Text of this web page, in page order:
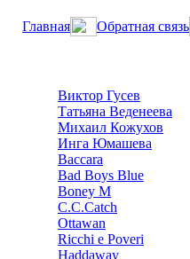
Главная Обратная связь
Виктор Гусев
Татьяна Веденеева
Михаил Кожухов
Инга Юмашева
Baccara
Bad Boys Blue
Boney M
C.C.Catch
Ottawan
Ricchi e Poveri
Haddaway